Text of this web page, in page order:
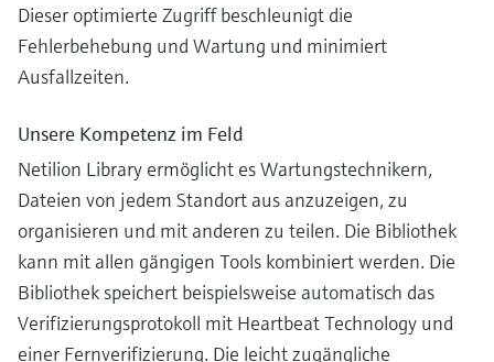
Dieser optimierte Zugriff beschleunigt die
Fehlerbehebung und Wartung und minimiert
Ausfallzeiten.
Unsere Kompetenz im Feld
Netilion Library ermöglicht es Wartungstechnikern,
Dateien von jedem Standort aus anzuzeigen, zu
organisieren und mit anderen zu teilen. Die Bibliothek
kann mit allen gängigen Tools kombiniert werden. Die
Bibliothek speichert beispielsweise automatisch das
Verifizierungsprotokoll mit Heartbeat Technology und
einer Fernverifizierung. Die leicht zugängliche